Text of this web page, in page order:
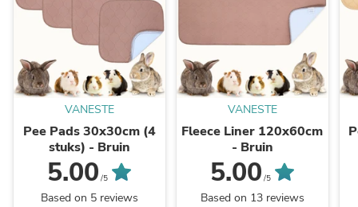
VANESTE
Pee Pads 30x30cm (4
stuks) - Bruin
5.00 /5
Based on 5 reviews
VANESTE
Fleece Liner 120x60cm
- Bruin
5.00 /5
Based on 13 reviews